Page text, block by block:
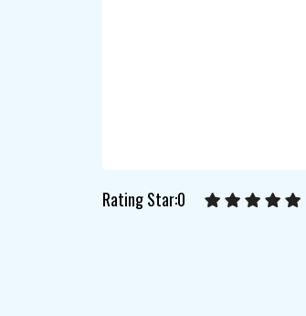
Rating Star:0